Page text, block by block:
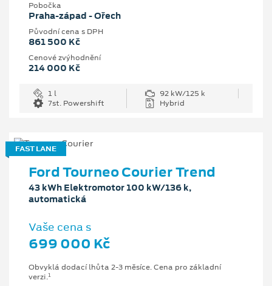
Pobočka
Praha-západ - Ořech
Původní cena s DPH
861 500 Kč
Cenové zvýhodnění
214 000 Kč
1 l
92 kW/125 k
7st. Powershift
Hybrid
FAST LANE
Ford Tourneo Courier Trend
43 kWh Elektromotor 100 kW/136 k,
automatická
Vaše cena s
699 000 Kč
Obvyklá dodací lhůta 2-3 měsíce. Cena pro základní
verzi.1